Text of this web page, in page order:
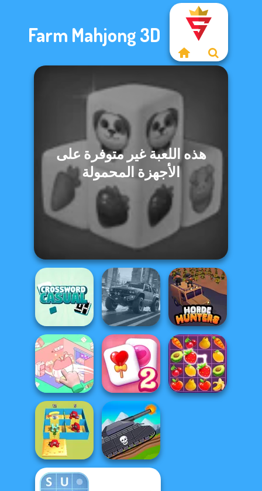
Farm Mahjong 3D
هذه اللعبة غير متوفرة على
الأجهزة المحمولة
Casual
Crossword
4x4 Offroader Horde Hunters
Organization
Princess
Solitaire
Mahjong Candy 2